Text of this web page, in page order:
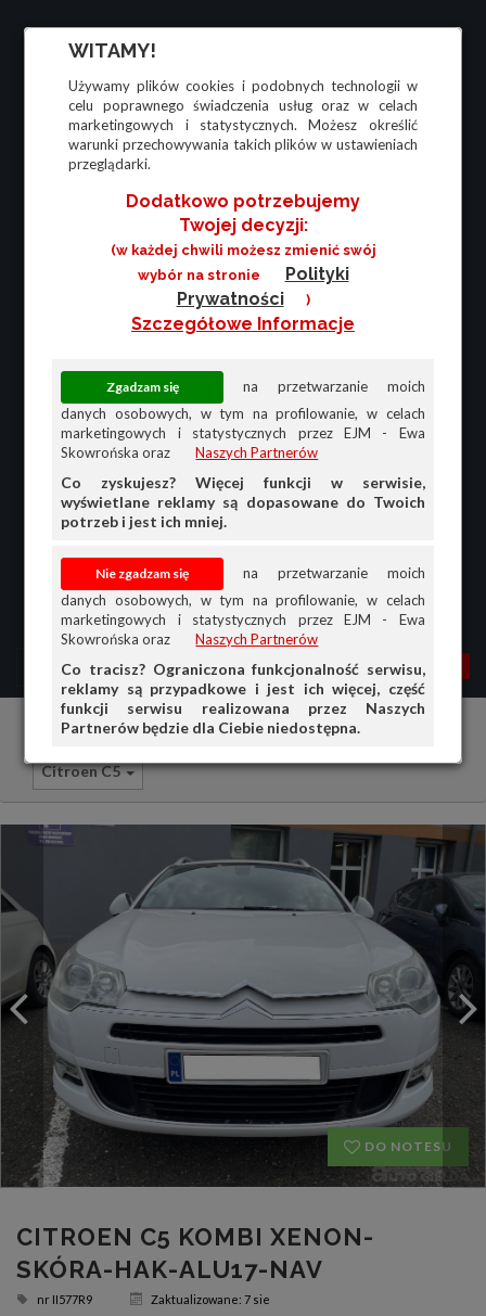
WITAMY!
Używamy plików cookies i podobnych technologii w
celu poprawnego świadczenia usług oraz w celach
marketingowych i statystycznych. Możesz określić
warunki przechowywania takich plików w ustawieniach
przeglądarki.
Dodatkowo potrzebujemy
Twojej decyzji:
(w każdej chwili możesz zmienić swój
wybór na stronie
Polityki
Prywatności
)
Szczegółowe Informacje
na przetwarzanie moich
danych osobowych, w tym na profilowanie, w celach
marketingowych i statystycznych przez EJM - Ewa
Skowrońska oraz
Naszych Partnerów
Co zyskujesz? Więcej funkcji w serwisie,
wyświetlane reklamy są dopasowane do Twoich
potrzeb i jest ich mniej.
na przetwarzanie moich
danych osobowych, w tym na profilowanie, w celach
marketingowych i statystycznych przez EJM - Ewa
Skowrońska oraz
Naszych Partnerów
Co tracisz? Ograniczona funkcjonalność serwisu,
reklamy są przypadkowe i jest ich więcej, część
funkcji serwisu realizowana przez Naszych
Partnerów będzie dla Ciebie niedostępna.
MENU MOJA AG
PRZEGLĄD
KOSZYK
Samochody osobowe Citroen
Citroen C5
DO NOTESU
CITROEN C5 KOMBI XENON-
SKÓRA-HAK-ALU17-NAV
nr II577R9 Zaktualizowane: 7 sie